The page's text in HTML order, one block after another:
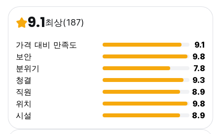
9.1최상(187)
가격 대비 만족도
9.1
보안
9.8
분위기
7.8
청결
9.3
직원
8.9
위치
9.8
시설
8.9